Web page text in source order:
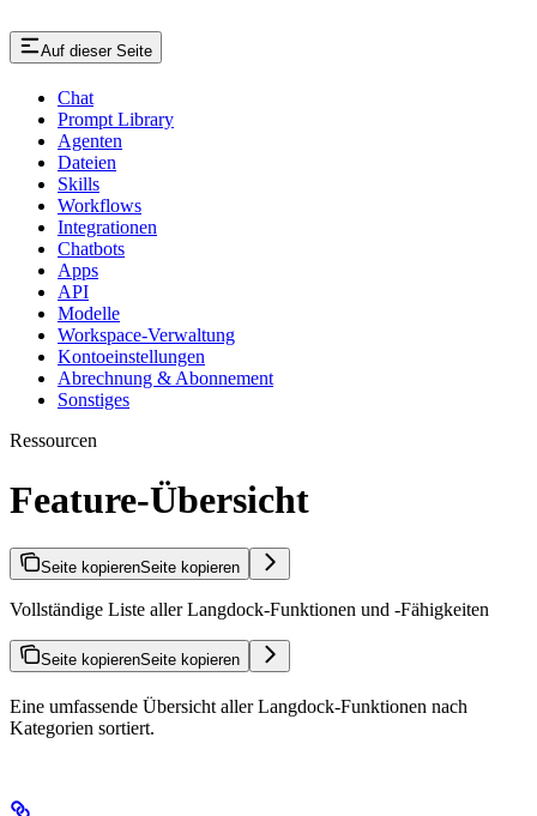
Auf dieser Seite
Chat
Prompt Library
Agenten
Dateien
Skills
Workflows
Integrationen
Chatbots
Apps
API
Modelle
Workspace-Verwaltung
Kontoeinstellungen
Abrechnung & Abonnement
Sonstiges
Ressourcen
Feature-Übersicht
Seite kopierenSeite kopieren
Vollständige Liste aller Langdock-Funktionen und -Fähigkeiten
Seite kopierenSeite kopieren
Eine umfassende Übersicht aller Langdock-Funktionen nach
Kategorien sortiert.